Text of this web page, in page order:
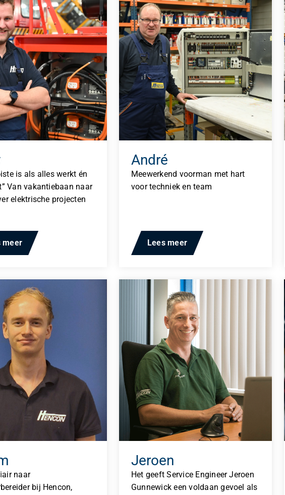
is als alles werkt én
Van vakantiebaan naar
elektrische projecten
meer
André
Meewerkend voorman met hart
voor techniek en team
Lees meer
naar
bij Hencon,
Jeroen
Het geeft Service Engineer Jeroen
Gunnewick een voldaan gevoel als